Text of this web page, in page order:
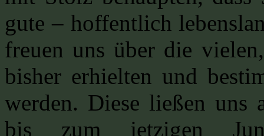
gute – hoffentlich
freuen uns über die
bisher erhielten und
werden. Diese ließen
bis zum jetzigen